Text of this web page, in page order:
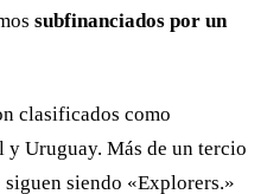
subfinanciados por un
clasificados como
Uruguay. Más de un tercio
siendo «Explorers.»